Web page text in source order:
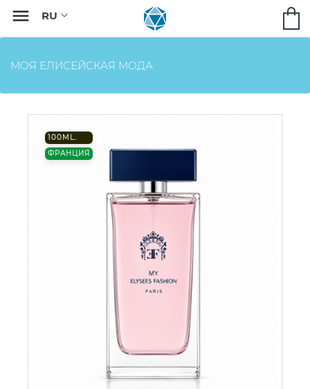

МОЯ ЕЛИСЕЙСКАЯ МОДА
100ML.
ФРАНЦИЯ